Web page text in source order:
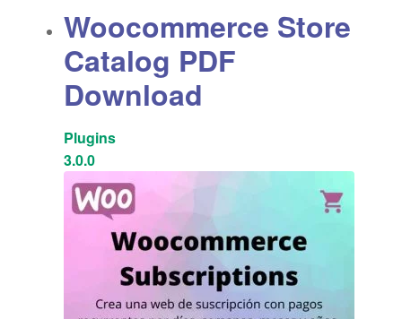
Woocommerce Store
Catalog PDF
Download
Plugins
3.0.0